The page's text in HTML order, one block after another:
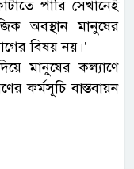
পারি সেখানেই
অবস্থান মানুষের
বিষয় নয়।’
মানুষের কল্যাণে
কর্মসূচি বাস্তবায়ন